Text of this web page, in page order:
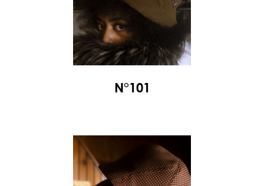
N°101